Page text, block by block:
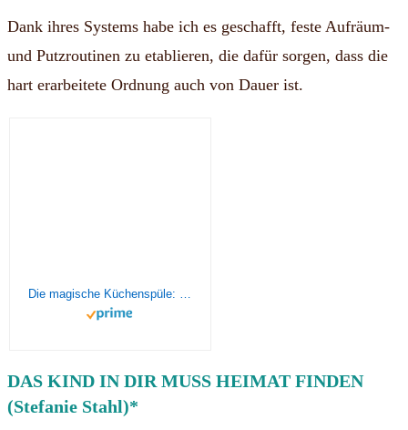
Dank ihres Systems habe ich es geschafft, feste Aufräum-
und Putzroutinen zu etablieren, die dafür sorgen, dass die
hart erarbeitete Ordnung auch von Dauer ist.
DAS KIND IN DIR MUSS HEIMAT FINDEN
(Stefanie Stahl)*